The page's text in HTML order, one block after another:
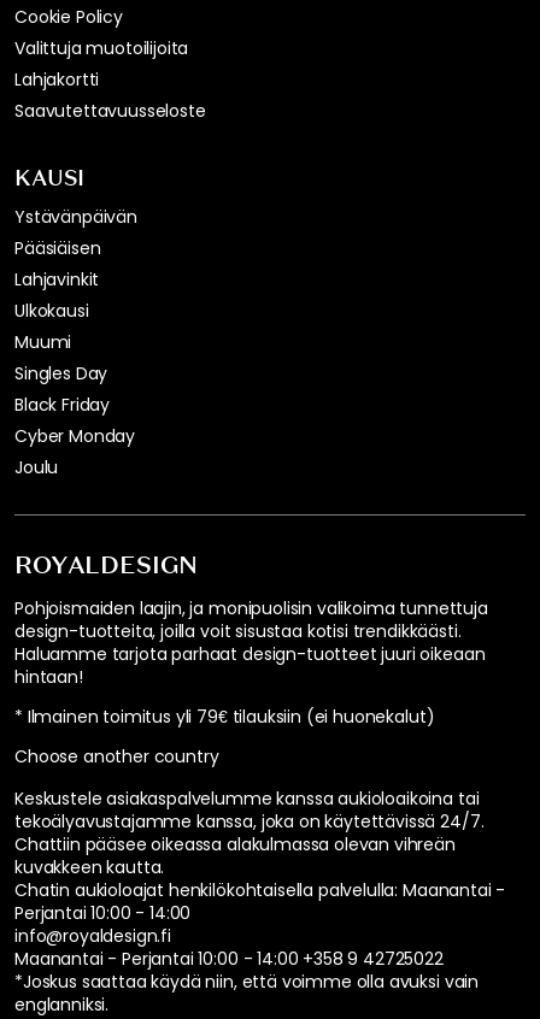
ROYALDESIGN
Pohjoismaiden laajin, ja monipuolisin valikoima tunnettuja
design-tuotteita, joilla voit sisustaa kotisi trendikkäästi.
Haluamme tarjota parhaat design-tuotteet juuri oikeaan
hintaan!
* Ilmainen toimitus yli 79€ tilauksiin (ei huonekalut)
Choose another country
Keskustele asiakaspalvelumme kanssa aukioloaikoina tai
tekoälyavustajamme kanssa, joka on käytettävissä 24/7.
Chattiin pääsee oikeassa alakulmassa olevan vihreän
kuvakkeen kautta.
Chatin aukioloajat henkilökohtaisella palvelulla: Maanantai -
Perjantai 10:00 - 14:00
info@royaldesign.fi
Maanantai - Perjantai 10:00 - 14:00 +358 9 42725022
*Joskus saattaa käydä niin, että voimme olla avuksi vain
englanniksi.
Cookie Policy
Valittuja muotoilijoita
Lahjakortti
Saavutettavuusseloste
KAUSI
Ystävänpäivän
Pääsiäisen
Lahjavinkit
Ulkokausi
Muumi
Singles Day
Black Friday
Cyber Monday
Joulu